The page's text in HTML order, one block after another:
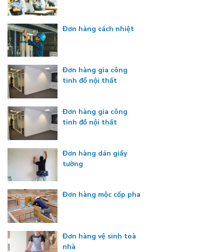
Đơn hàng cách nhiệt
Đơn hàng gia công
tinh đồ nội thất
Đơn hàng gia công
tinh đồ nội thất
Đơn hàng dán giấy
tường
Đơn hàng mộc cốp pha
Đơn hàng vệ sinh toà
nhà